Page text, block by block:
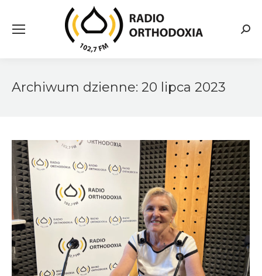
Archiwum dzienne: 20 lipca 2023